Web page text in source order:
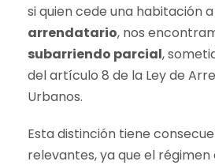
si quien cede una habitación
arrendatario, nos
subarriendo parcial,
del artículo 8 de la Ley de
Urbanos.
Esta distinción tiene
relevantes, ya que el régimen